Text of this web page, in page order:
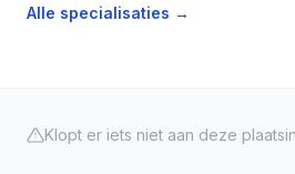
Alle specialisaties →
Klopt er iets niet aan deze